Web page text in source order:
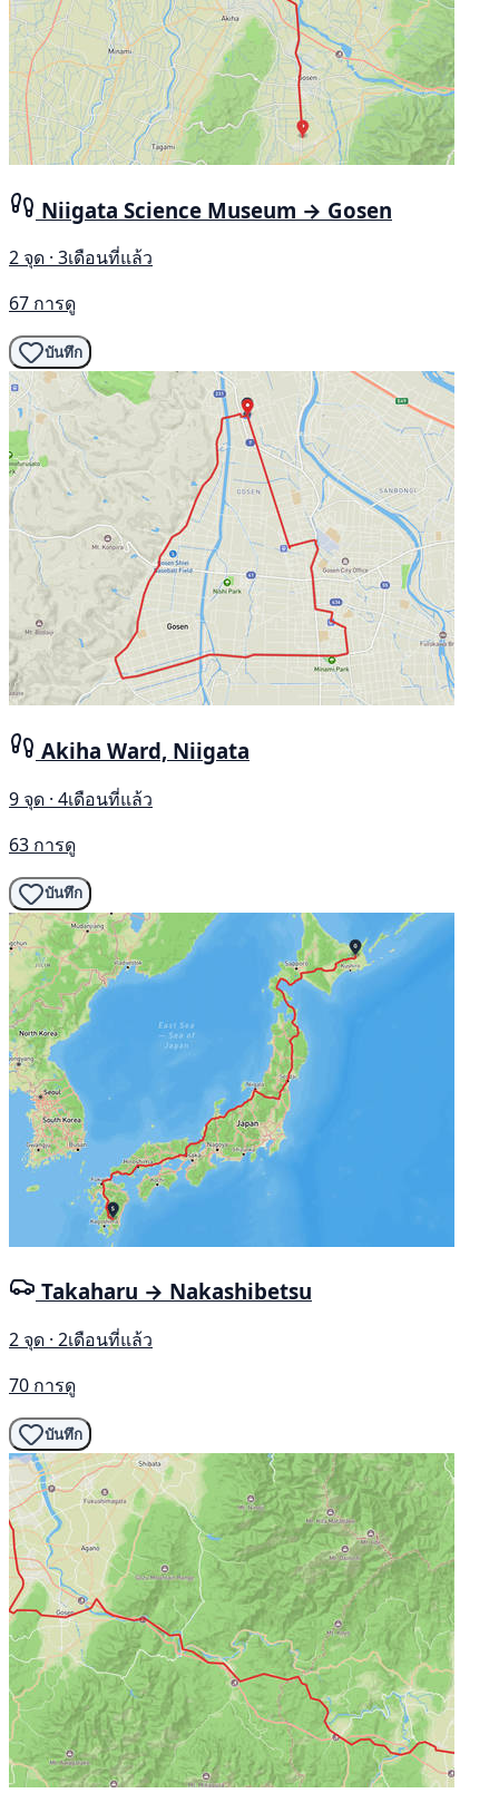
Niigata Science Museum → Gosen
2 จุด · 3เดือนที่แล้ว
67 การดู
บันทึก
Akiha Ward, Niigata
9 จุด · 4เดือนที่แล้ว
63 การดู
บันทึก
Takaharu → Nakashibetsu
2 จุด · 2เดือนที่แล้ว
70 การดู
บันทึก